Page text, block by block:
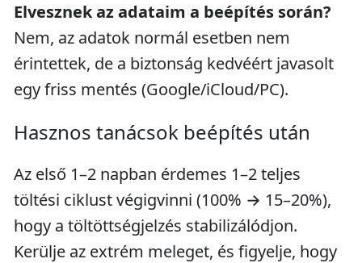
Elvesznek az adataim a beépítés során?
Nem, az adatok normál esetben nem
érintettek, de a biztonság kedvéért javasolt
egy friss mentés (Google/iCloud/PC).
Hasznos tanácsok beépítés után
Az első 1–2 napban érdemes 1–2 teljes
töltési ciklust végigvinni (100% → 15–20%),
hogy a töltöttségjelzés stabilizálódjon.
Kerülje az extrém meleget, és figyelje, hogy